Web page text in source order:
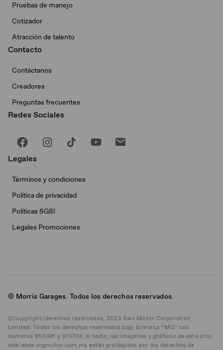
Pruebas de manejo
Cotizador
Atracción de talento
Contacto
Contáctanos
Creadores
Preguntas frecuentes
Redes Sociales
Legales
Términos y condiciones
Política de privacidad
Políticas SGSI
Legales Promociones
© Morris Garages. Todos los derechos reservados.
©Copyright/derechos reservados, 2023 Saic Motor Corporation
Limited. Todos los derechos reservados bajo la marca “MG” con
números 853491 y 975724, el texto, las imágenes y gráficos de este sitio
web www.mgmotor.com.mx están protegidos por los derechos de